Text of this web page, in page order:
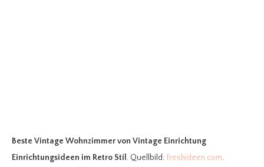
Beste Vintage Wohnzimmervon Vintage Einrichtung
Einrichtungsideen im Retro Stil . Quellbild: freshideen.com.